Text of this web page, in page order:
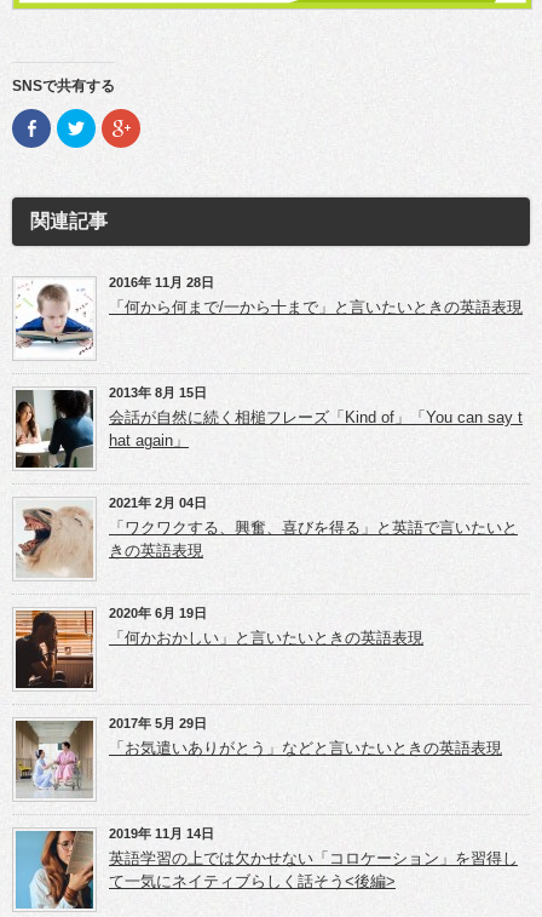
SNSで共有する
F
a
o
o
k
で
(新
し
い
ウ
ィ
ン
ド
ウ
で
開
き
ま
す)
ク
リ
て
T
w
i
r
で
共
有
(新
し
い
ウ
ィ
ン
ド
で
開
き
ま
す)
ク
リ
て
o
e
+
で
し
い
ウ
ィ
ン
ド
開
き
ま
す)
関連記事
2016年 11月 28日
「何から何まで/一から十まで」と言いたいときの英語表現
2013年 8月 15日
会話が自然に続く相槌フレーズ「Kind of」「You can say t
hat again」
2021年 2月 04日
「ワクワクする、興奮、喜びを得る」と英語で言いたいと
きの英語表現
2020年 6月 19日
「何かおかしい」と言いたいときの英語表現
2017年 5月 29日
「お気遣いありがとう」などと言いたいときの英語表現
2019年 11月 14日
英語学習の上では欠かせない「コロケーション」を習得し
て一気にネイティブらしく話そう<後編>